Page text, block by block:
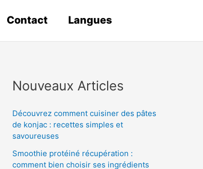
Contact Langues
Nouveaux Articles
Découvrez comment cuisiner des pâtes
de konjac : recettes simples et
savoureuses
Smoothie protéiné récupération :
comment bien choisir ses ingrédients